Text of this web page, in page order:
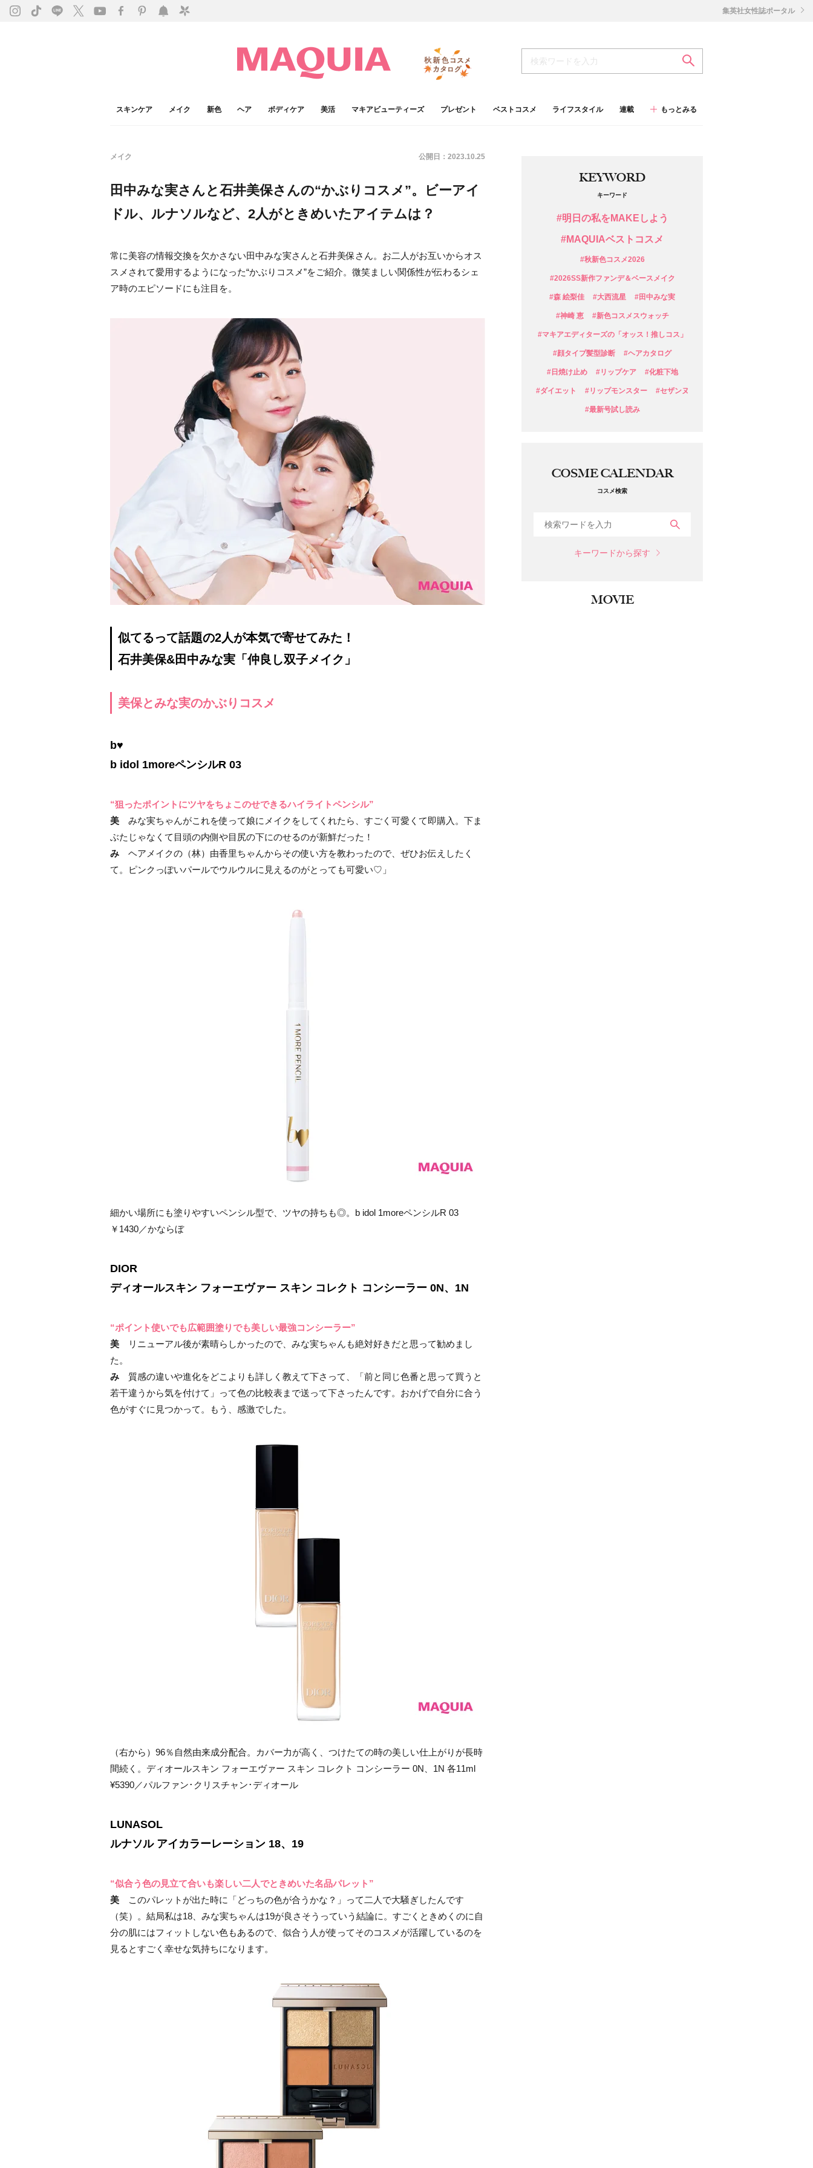
スキンケア メイク 新色 ヘア ボディケア 美活 マキアビューティーズ プレゼント ベストコスメ ライフスタイル 連載 もっとみる
集英社女性誌ポータル
メイク 公開日： 2023.10.25
田中みな実さんと石井美保さんの“かぶりコスメ”。ビーアイ
ドル、ルナソルなど、2人がときめいたアイテムは？
常に美容の情報交換を欠かさない田中みな実さんと石井美保さん。お二人がお互いからオス
スメされて愛用するようになった“かぶりコスメ”をご紹介。微笑ましい関係性が伝わるシェ
ア時のエピソードにも注目を。
似てるって話題の2人が本気で寄せてみた！
石井美保&田中みな実「仲良し双子メイク」
美保とみな実のかぶりコスメ
b♥
b idol 1moreペンシルR 03
“狙ったポイントにツヤをちょこのせできるハイライトペンシル”
美 みな実ちゃんがこれを使って娘にメイクをしてくれたら、すごく可愛くて即購入。下ま
ぶたじゃなくて目頭の内側や目尻の下にのせるのが新鮮だった！
み ヘアメイクの（林）由香里ちゃんからその使い方を教わったので、ぜひお伝えしたく
て。ピンクっぽいパールでウルウルに見えるのがとっても可愛い♡」
細かい場所にも塗りやすいペンシル型で、ツヤの持ちも◎。b idol 1moreペンシルR 03
￥1430／かならぼ
DIOR
ディオールスキン フォーエヴァー スキン コレクト コンシーラー 0N、1N
“ポイント使いでも広範囲塗りでも美しい最強コンシーラー”
美 リニューアル後が素晴らしかったので、みな実ちゃんも絶対好きだと思って勧めまし
た。
み 質感の違いや進化をどこよりも詳しく教えて下さって、「前と同じ色番と思って買うと
若干違うから気を付けて」って色の比較表まで送って下さったんです。おかげで自分に合う
色がすぐに見つかって。もう、感激でした。
（右から）96％自然由来成分配合。カバー力が高く、つけたての時の美しい仕上がりが長時
間続く。ディオールスキン フォーエヴァー スキン コレクト コンシーラー 0N、1N 各11ml
¥5390／パルファン･クリスチャン･ディオール
LUNASOL
ルナソル アイカラーレーション 18、19
“似合う色の見立て合いも楽しい二人でときめいた名品パレット”
美 このパレットが出た時に「どっちの色が合うかな？」って二人で大騒ぎしたんです
（笑）。結局私は18、みな実ちゃんは19が良さそうっていう結論に。すごくときめくのに自
分の肌にはフィットしない色もあるので、似合う人が使ってそのコスメが活躍しているのを
見るとすごく幸せな気持ちになります。
KEYWORD
キーワード
#明日の私をMAKEしよう
#MAQUIAベストコスメ
#秋新色コスメ2026
#2026SS新作ファンデ＆ベースメイク
#森 絵梨佳 #大西流星 #田中みな実
#神崎 恵 #新色コスメスウォッチ
#マキアエディターズの「オッス！推しコス」
#顔タイプ髪型診断 #ヘアカタログ
#日焼け止め #リップケア #化粧下地
#ダイエット #リップモンスター #セザンヌ
#最新号試し読み
COSME CALENDAR
コスメ検索
キーワードから探す
MOVIE